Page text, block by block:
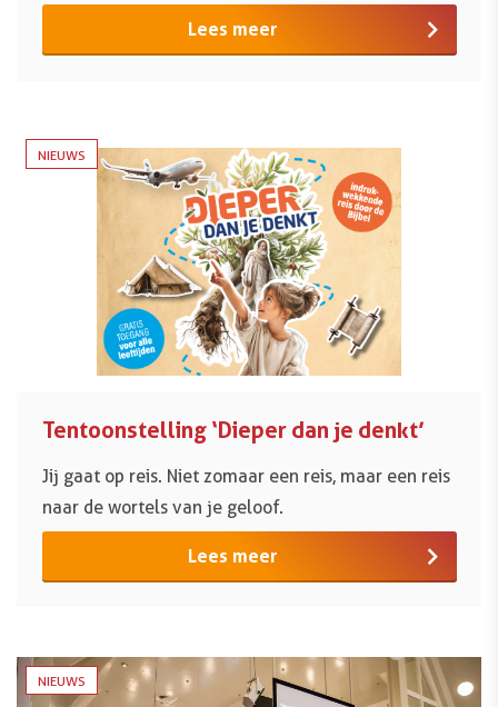
Lees meer
NIEUWS
Tentoonstelling ‘Dieper dan je denkt’
Jij gaat op reis. Niet zomaar een reis, maar een reis
naar de wortels van je geloof.
Lees meer
NIEUWS